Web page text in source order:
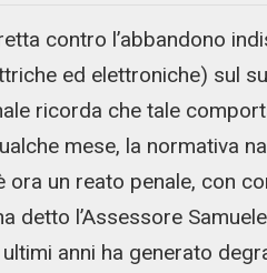
contro l’abbandono
ed elettroniche) sul
ricorda che tale
mese, la normativa
ora un reato penale, con
detto l’Assessore
anni ha generato